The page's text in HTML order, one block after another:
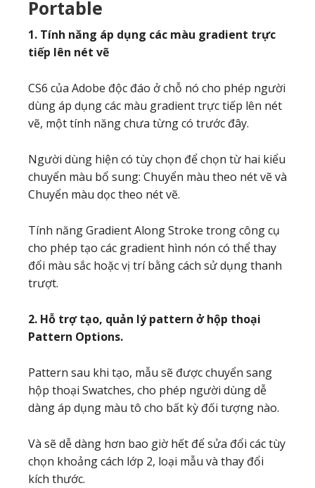
Portable
1. Tính năng áp dụng các màu gradient trực
tiếp lên nét vẽ
CS6 của Adobe độc ​​đáo ở chỗ nó cho phép người
dùng áp dụng các màu gradient trực tiếp lên nét
vẽ, một tính năng chưa từng có trước đây.
Người dùng hiện có tùy chọn để chọn từ hai kiểu
chuyển màu bổ sung: Chuyển màu theo nét vẽ và
Chuyển màu dọc theo nét vẽ.
Tính năng Gradient Along Stroke trong công cụ
cho phép tạo các gradient hình nón có thể thay
đổi màu sắc hoặc vị trí bằng cách sử dụng thanh
trượt.
2. Hỗ trợ tạo, quản lý pattern ở hộp thoại
Pattern Options.
Pattern sau khi tạo, mẫu sẽ được chuyển sang
hộp thoại Swatches, cho phép người dùng dễ
dàng áp dụng màu tô cho bất kỳ đối tượng nào.
Và sẽ dễ dàng hơn bao giờ hết để sửa đổi các tùy
chọn khoảng cách lớp 2, loại mẫu và thay đổi
kích thước.